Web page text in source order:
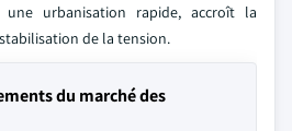
une urbanisation rapide, accroît la
de la tension.
du marché des